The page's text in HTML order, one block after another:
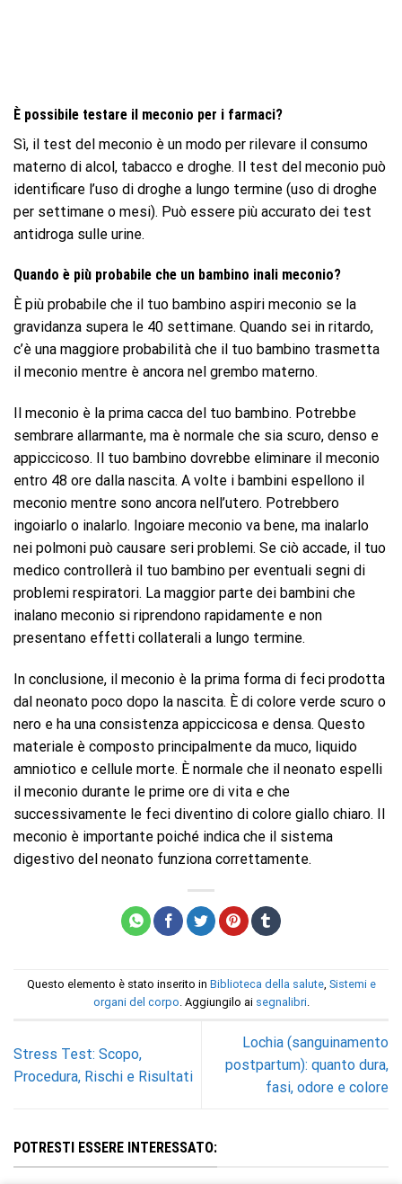
È possibile testare il meconio per i farmaci?
Sì, il test del meconio è un modo per rilevare il consumo
materno di alcol, tabacco e droghe. Il test del meconio può
identificare l’uso di droghe a lungo termine (uso di droghe
per settimane o mesi). Può essere più accurato dei test
antidroga sulle urine.
Quando è più probabile che un bambino inali meconio?
È più probabile che il tuo bambino aspiri meconio se la
gravidanza supera le 40 settimane. Quando sei in ritardo,
c’è una maggiore probabilità che il tuo bambino trasmetta
il meconio mentre è ancora nel grembo materno.
Il meconio è la prima cacca del tuo bambino. Potrebbe
sembrare allarmante, ma è normale che sia scuro, denso e
appiccicoso. Il tuo bambino dovrebbe eliminare il meconio
entro 48 ore dalla nascita. A volte i bambini espellono il
meconio mentre sono ancora nell’utero. Potrebbero
ingoiarlo o inalarlo. Ingoiare meconio va bene, ma inalarlo
nei polmoni può causare seri problemi. Se ciò accade, il tuo
medico controllerà il tuo bambino per eventuali segni di
problemi respiratori. La maggior parte dei bambini che
inalano meconio si riprendono rapidamente e non
presentano effetti collaterali a lungo termine.
In conclusione, il meconio è la prima forma di feci prodotta
dal neonato poco dopo la nascita. È di colore verde scuro o
nero e ha una consistenza appiccicosa e densa. Questo
materiale è composto principalmente da muco, liquido
amniotico e cellule morte. È normale che il neonato espelli
il meconio durante le prime ore di vita e che
successivamente le feci diventino di colore giallo chiaro. Il
meconio è importante poiché indica che il sistema
digestivo del neonato funziona correttamente.
Questo elemento è stato inserito in Biblioteca della salute, Sistemi e
organi del corpo. Aggiungilo ai segnalibri.
Stress Test: Scopo,
Procedura, Rischi e Risultati
Lochia (sanguinamento
postpartum): quanto dura,
fasi, odore e colore
POTRESTI ESSERE INTERESSATO: